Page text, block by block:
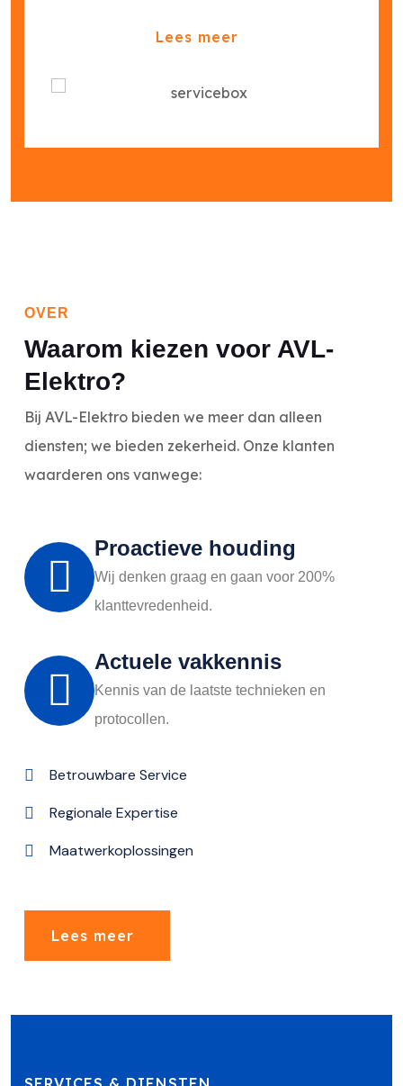
Lees meer
OVER
Waarom kiezen voor AVL-
Elektro?
Bij AVL-Elektro bieden we meer dan alleen
diensten; we bieden zekerheid. Onze klanten
waarderen ons vanwege:
Proactieve houding
Wij denken graag en gaan voor 200%
klanttevredenheid.
Actuele vakkennis
Kennis van de laatste technieken en
protocollen.
Betrouwbare Service
Regionale Expertise
Maatwerkoplossingen
Lees meer